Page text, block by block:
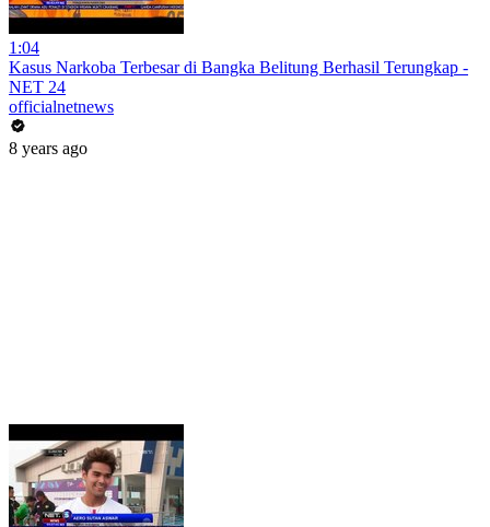
1:04
Kasus Narkoba Terbesar di Bangka Belitung Berhasil Terungkap -
NET 24
officialnetnews
8 years ago